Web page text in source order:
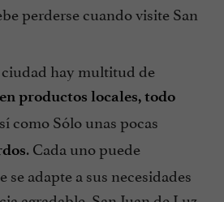
perderse cuando visite San
hay multitud de
productos locales, todo
comoSólo unas pocas
. Cada uno puede
se adapte a sus necesidades